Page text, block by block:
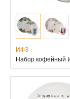
ИФЗ
Набор кофейный